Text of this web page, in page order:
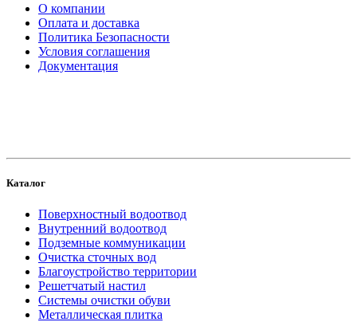
О компании
Оплата и доставка
Политика Безопасности
Условия соглашения
Документация
Каталог
Поверхностный водоотвод
Внутренний водоотвод
Подземные коммуникации
Очистка сточных вод
Благоустройство территории
Решетчатый настил
Системы очистки обуви
Металлическая плитка